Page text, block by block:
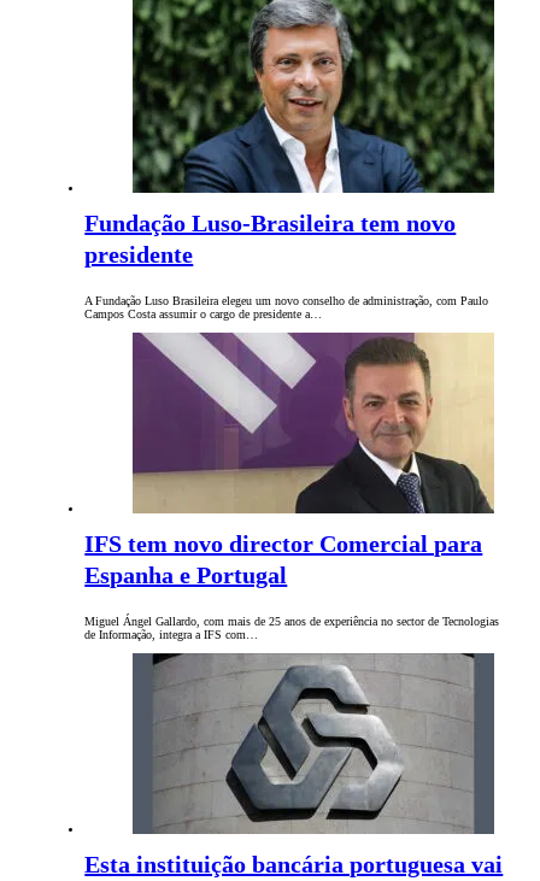
Fundação Luso-Brasileira tem novo
presidente
A Fundação Luso Brasileira elegeu um novo conselho de administração, com Paulo
Campos Costa assumir o cargo de presidente a…
IFS tem novo director Comercial para
Espanha e Portugal
Miguel Ángel Gallardo, com mais de 25 anos de experiência no sector de Tecnologias
de Informação, integra a IFS com…
Esta instituição bancária portuguesa vai